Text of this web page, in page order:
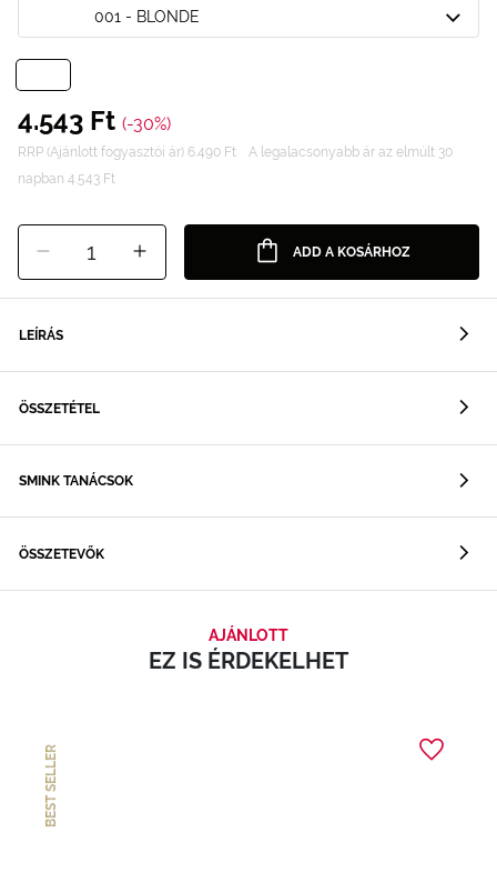
001 - BLONDE
4.543 Ft (-30%)
RRP (Ajánlott fogyasztói ár) 6.490 Ft
A legalacsonyabb ár az elmúlt 30
napban 4.543 Ft
1 ADD A KOSÁRHOZ
LEÍRÁS
ÖSSZETÉTEL
SMINK TANÁCSOK
ÖSSZETEVŐK
AJÁNLOTT
EZ IS ÉRDEKELHET
BEST SELLER